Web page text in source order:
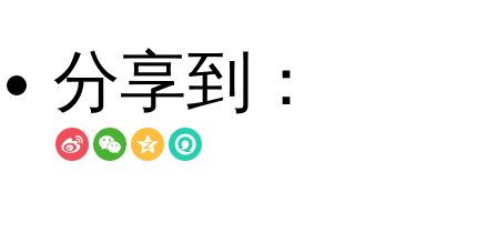
分享到：